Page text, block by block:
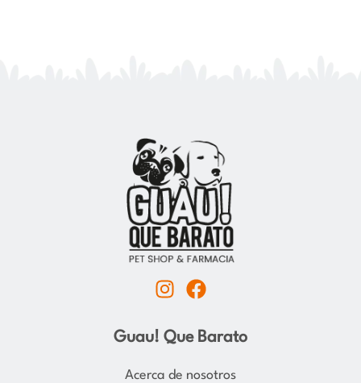
I
s
t
a
F
c
e
b
Guau! Que Barato
Acerca de nosotros